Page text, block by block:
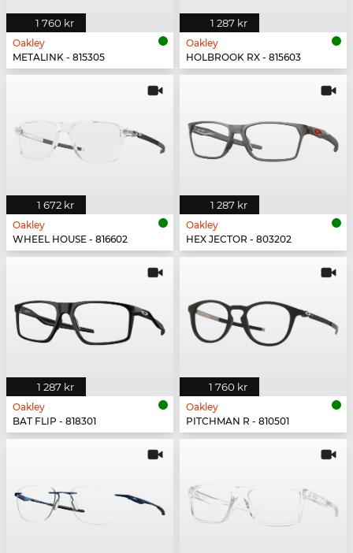
1 760 kr
Oakley
METALINK - 815305
1 287 kr
Oakley
HOLBROOK RX - 815603
1 672 kr
Oakley
WHEEL HOUSE - 816602
1 287 kr
Oakley
HEX JECTOR - 803202
1 287 kr
Oakley
BAT FLIP - 818301
1 760 kr
Oakley
PITCHMAN R - 810501